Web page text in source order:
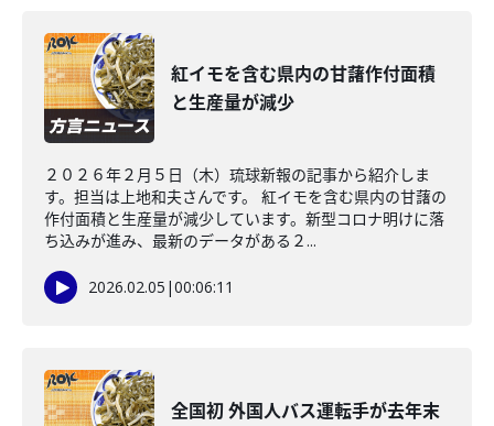
紅イモを含む県内の甘藷作付面積
と生産量が減少
２０２６年２月５日（木）琉球新報の記事から紹介しま
す。担当は上地和夫さんです。 紅イモを含む県内の甘藷の
作付面積と生産量が減少しています。新型コロナ明けに落
ち込みが進み、最新のデータがある２...
2026.02.05 |00:06:11
全国初 外国人バス運転手が去年末